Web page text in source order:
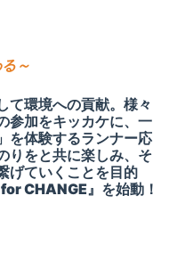
～
て環境への貢献。様々
参加をキッカケに、一
を体験するランナー応
りをと共に楽しみ、そ
げていくことを目的
CHANGE』を始動！